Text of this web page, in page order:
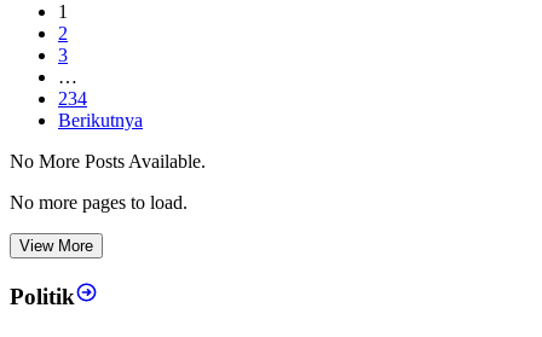
1
2
3
…
234
Berikutnya
No More Posts Available.
No more pages to load.
View More
Politik